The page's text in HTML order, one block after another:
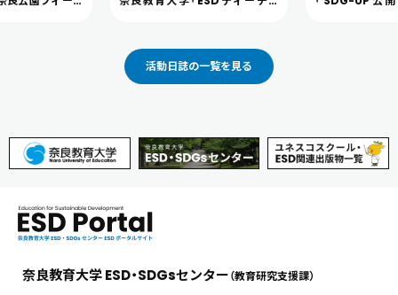
活動日誌の一覧を見る
奈良教育大学 ESD・SDGsセンター（教育研究支援課）